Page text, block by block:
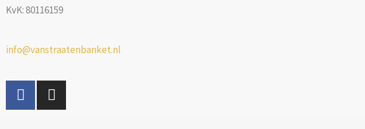
KvK: 80116159
info@vanstraatenbanket.nl
F
a
c
I
n
s